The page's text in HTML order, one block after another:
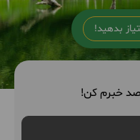
بدهید!
خبرم کن!